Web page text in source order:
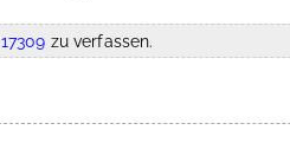
17309 zu verfassen.